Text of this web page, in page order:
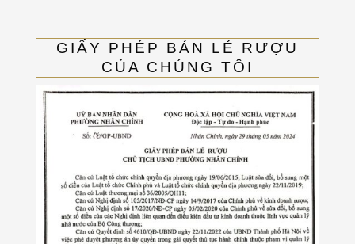
GIẤY PHÉP BẢN LẺ RƯỢU
CỦA CHÚNG TÔI